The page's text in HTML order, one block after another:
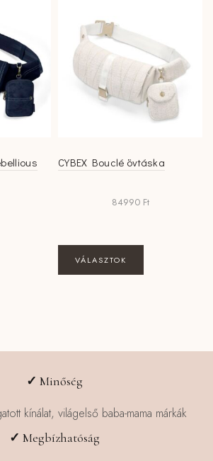
CYBEX Bouclé övtáska
84990 Ft
VÁLASZTOK
a
termékoldalon
✓ Minőség
kínálat, világelső baba-mama márkák
✓ Megbízhatóság